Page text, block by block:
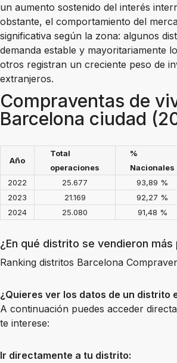
un aumento sostenido del interés
obstante, el comportamiento del
significativa según la zona: algunos
demanda estable y mayoritariamente
otros registran un creciente peso de
extranjeros.
Compraventas de
Barcelona ciudad
Año
Total
operaciones
%
Nacionales
2022
25.677 93,89 %
2023
21.169 92,27 %
2024
25.080 91,48 %
¿En qué distrito se vendieron más
Ranking distritos Barcelona
¿Quieres ver los datos de un distrito
A continuación puedes acceder
te interese:
Ir directamente a tu distrito: